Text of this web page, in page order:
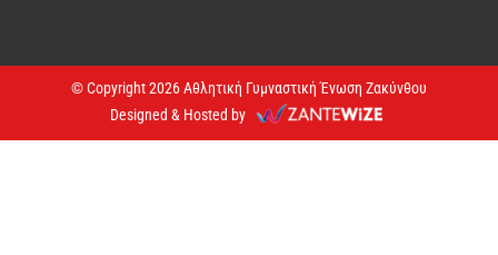
© Copyright 2026 Αθλητική Γυμναστική Ένωση Ζακύνθου
Designed & Hosted by